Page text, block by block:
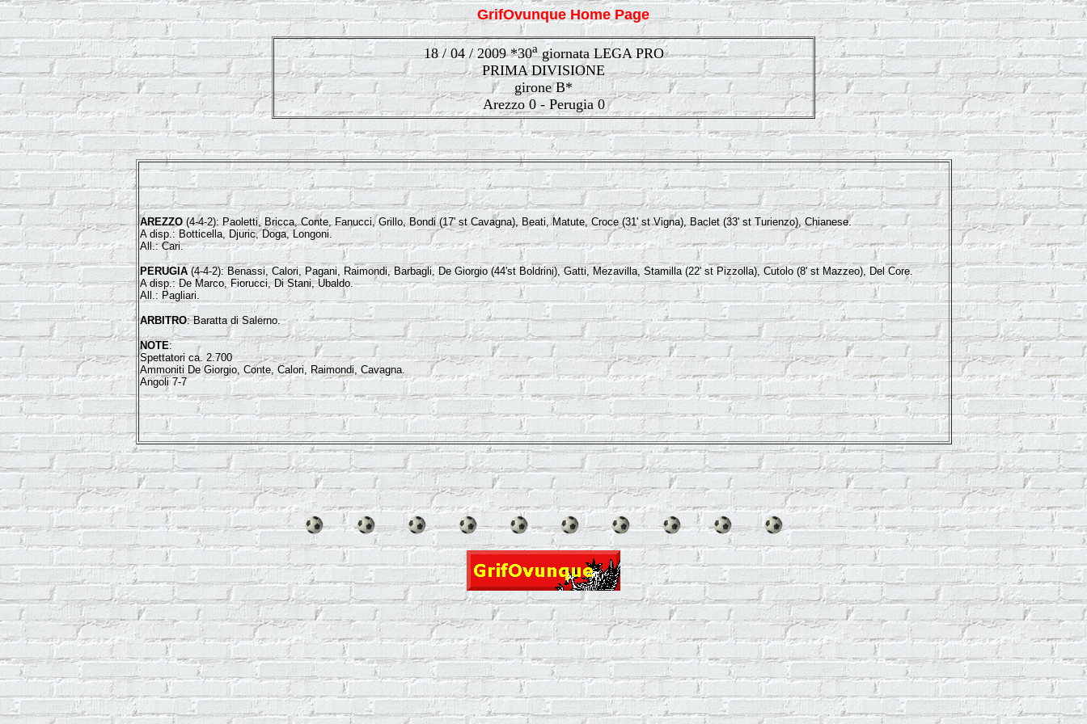
GrifOvunque Home Page
18 / 04 / 2009 *30agiornata LEGA PRO
PRIMA DIVISIONE
girone B*
Arezzo 0 - Perugia 0
AREZZO(4-4-2): Paoletti, Bricca, Conte, Fanucci, Grillo, Bondi (17' st Cavagna), Beati, Matute, Croce (31' st Vigna), Baclet (33' st Turienzo), Chianese.
A disp.: Botticella, Djuric, Doga, Longoni.
All.: Cari.
PERUGIA(4-4-2): Benassi, Calori, Pagani, Raimondi, Barbagli, De Giorgio (44'st Boldrini), Gatti, Mezavilla, Stamilla (22' st Pizzolla), Cutolo (8' st Mazzeo), Del Core.
A disp.: De Marco, Fiorucci, Di Stani, Ubaldo.
All.: Pagliari.
ARBITRO: Baratta di Salerno.
NOTE:
Spettatori ca. 2.700
Ammoniti De Giorgio, Conte, Calori, Raimondi, Cavagna.
Angoli 7-7